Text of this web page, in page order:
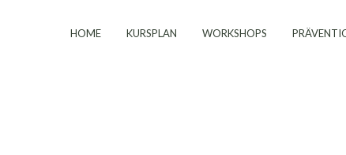
HOME KURSPLAN WORKSHOPS